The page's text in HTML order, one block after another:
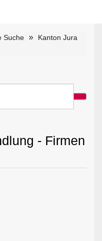
Suche Kanton Jura
- Firmen